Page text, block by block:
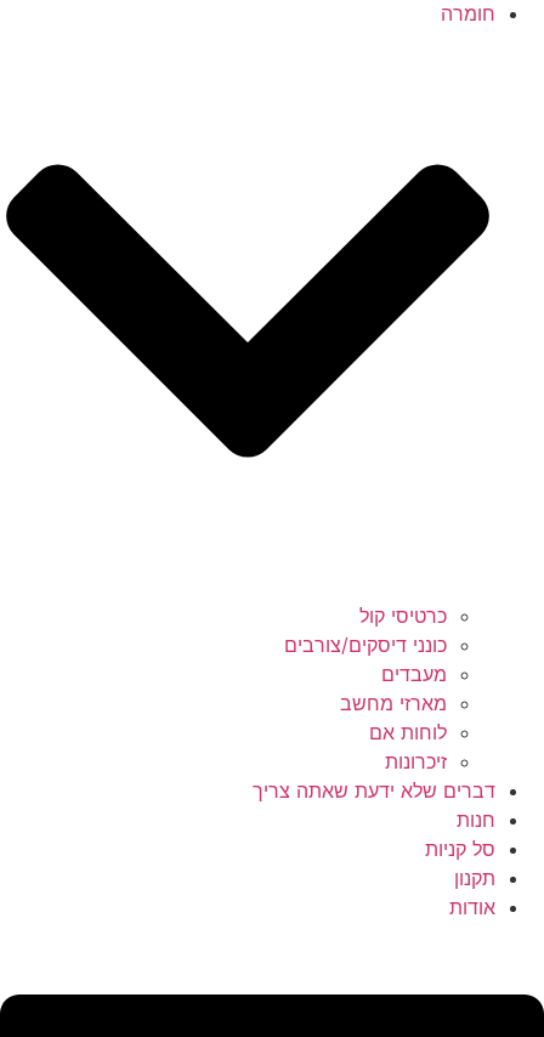
חומרה
כרטיסי קול
כונני דיסקים/צורבים
מעבדים
מארזי מחשב
לוחות אם
זיכרונות
דברים שלא ידעת שאתה צריך
חנות
סל קניות
תקנון
אודות